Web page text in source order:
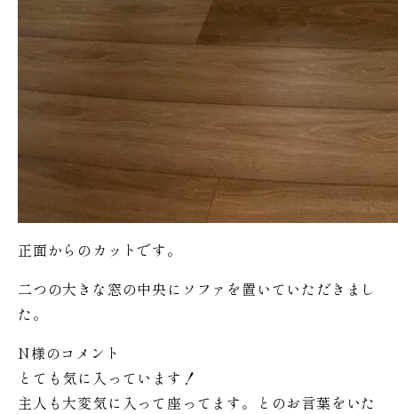
正面からのカットです。
二つの大きな窓の中央にソファを置いていただきまし
た。
N様のコメント
とても気に入っています！
主人も大変気に入って座ってます。とのお言葉をいた